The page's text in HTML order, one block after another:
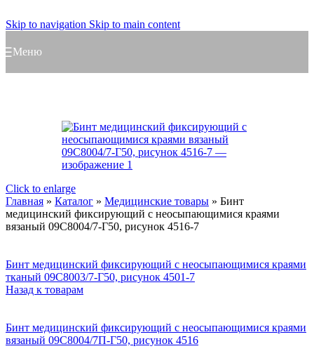
Skip to navigation Skip to main content
Меню
Click to enlarge
Главная » Каталог » Медицинские товары » Бинт
медицинский фиксирующий с неосыпающимися краями
вязаный 09С8004/7-Г50, рисунок 4516-7
Бинт медицинский фиксирующий с неосыпающимися краями
тканый 09С8003/7-Г50, рисунок 4501-7
Назад к товарам
Бинт медицинский фиксирующий с неосыпающимися краями
вязаный 09С8004/7П-Г50, рисунок 4516